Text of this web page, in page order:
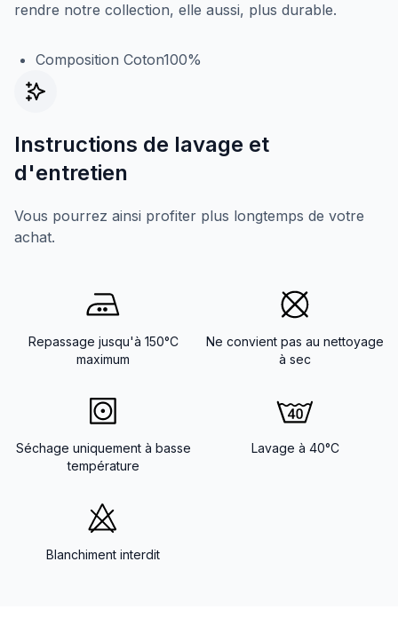
rendre notre collection, elle aussi, plus durable.
Composition Coton100%
Instructions de lavage et
d'entretien
Vous pourrez ainsi profiter plus longtemps de votre
achat.
Repassage jusqu'à 150°C
maximum
Ne convient pas au nettoyage
à sec
Séchage uniquement à basse
température
Lavage à 40°C
Blanchiment interdit